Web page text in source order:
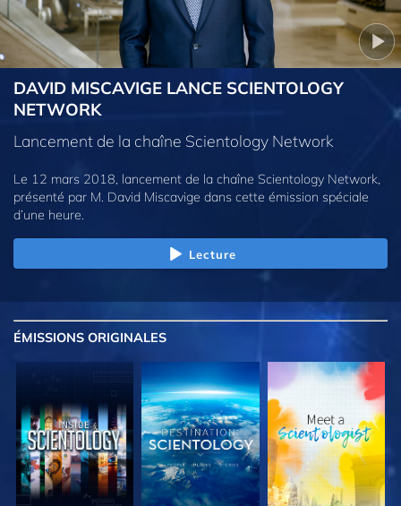
DAVID MISCAVIGE LANCE SCIENTOLOGY
NETWORK
Lancement de la chaîne Scientology Network
Le 12 mars 2018, lancement de la chaîne Scientology Network,
présenté par M. David Miscavige dans cette émission spéciale
d’une heure.
Lecture
ÉMISSIONS ORIGINALES